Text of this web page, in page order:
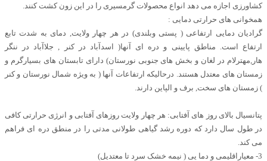
کشاورزی اجازه می دهد انواع محصولات گرمسیری را در این زون کشت کنند.
همخوانی های حرارتی دمایی :
گرادیان دمایی ارتفاعی ( پستی وبلندی) در هر چهار ولایت, دمای به شدت تابع
ارتفاع است. مناطق پایینی و دره ای آنها( اسدآباد در کنر , جلاآباد در ننگر
هار,مهترلام در لغان و بخش های جنوبی نورستان) دارای تابستان های بسیارگرم و
زمستان های معتدل هستند. درحالیکه ارتفاعات آنها ( به ویژه شمال نورستان و کنر
) زمستان های سخت, برف و الپاین دارند.
پتانسیال بالای روز های آفتابی: هر چهار ولایت روزهای آفتابی و انرژی حرارتی کافی
در طول سال دارد که دوره رشد گیاهی طولانی مدتی را در منطق دره ای فراهم
می کند.
3- معیاراقلیمی و دما یی ( نیمه خشک سرد تا معتدیل)